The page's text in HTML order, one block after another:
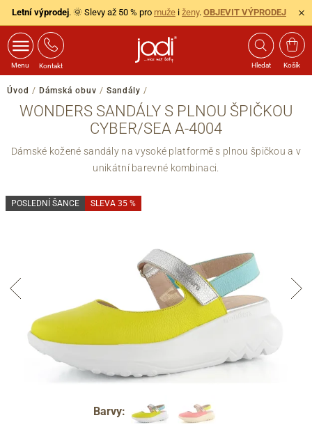
Letní výprodej. 🌞 Slevy až 50 % pro muže i ženy. OBJEVIT VÝPRODEJ
Menu Kontakt Hledat Košík
Úvod / Dámská obuv / Sandály /
WONDERS SANDÁLY S PLNOU ŠPIČKOU
CYBER/SEA A-4004
Dámské kožené sandály na vysoké platformě s plnou špičkou a v
unikátní barevné kombinaci.
POSLEDNÍ ŠANCE SLEVA 35 %
Barvy: